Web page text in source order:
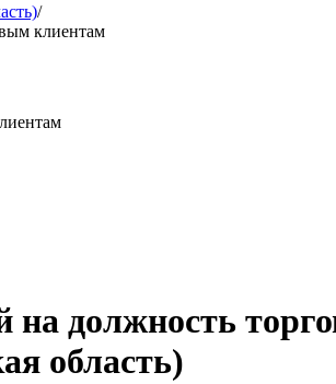
/
клиентам
на должность
область)